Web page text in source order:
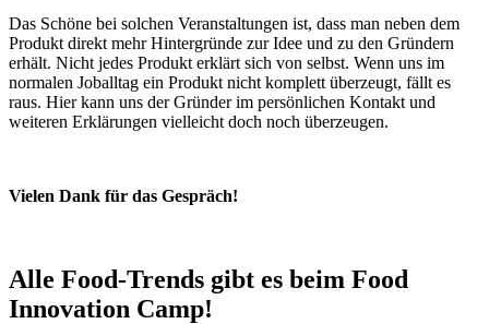
Das Schöne bei solchen Veranstaltungen ist, dass man neben dem
Produkt direkt mehr Hintergründe zur Idee und zu den Gründern
erhält. Nicht jedes Produkt erklärt sich von selbst. Wenn uns im
normalen Joballtag ein Produkt nicht komplett überzeugt, fällt es
raus. Hier kann uns der Gründer im persönlichen Kontakt und
weiteren Erklärungen vielleicht doch noch überzeugen.
Vielen Dank für das Gespräch!
Alle Food-Trends gibt es beim Food
Innovation Camp!